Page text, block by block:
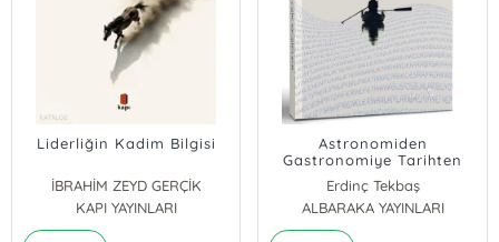
Liderliğin Kadim Bilgisi
İBRAHİM ZEYD GERÇİK
KAPI YAYINLARI
Astronomiden
Gastronomiye Tarihten
Coğrafyaya Etimolojik
Keşifler
Erdinç Tekbaş
ALBARAKA YAYINLARI